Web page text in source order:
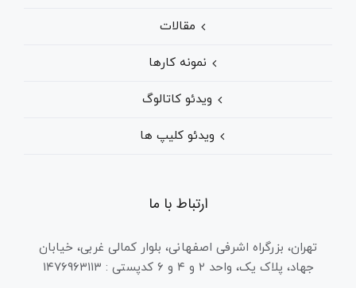
مقالات
نمونه کارها
ویدئو کاتالوگ
ویدئو کلیپ ها
ارتباط با ما
تهران، بزرگراه اشرفی اصفهانی، بلوار کمالی غربی، خیابان
جهاد، پلاک یک، واحد ۲ و ۴ و ۶ کدپستی : ۱۴۷۶۹۶۳۱۱۳